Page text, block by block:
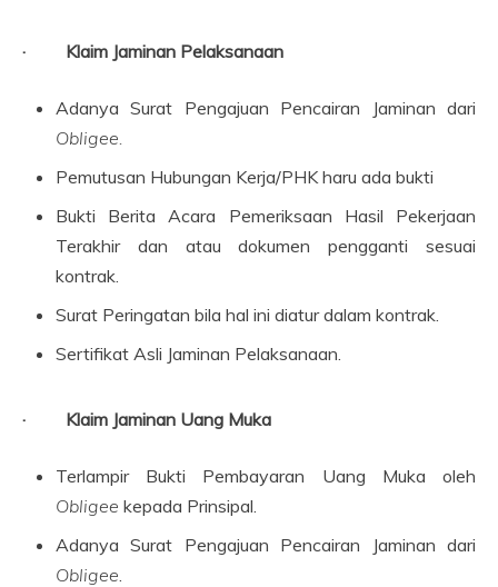
· Klaim Jaminan Pelaksanaan
Adanya Surat Pengajuan Pencairan Jaminan dari
Obligee
Pemutusan Hubungan Kerja/PHK haru ada bukti
Bukti Berita Acara Pemeriksaan Hasil Pekerjaan
Terakhir dan atau dokumen pengganti sesuai
kontrak.
Surat Peringatan bila hal ini diatur dalam kontrak.
Sertifikat Asli Jaminan Pelaksanaan.
· Klaim Jaminan Uang Muka
Terlampir Bukti Pembayaran Uang Muka oleh
Obligee kepada Prinsipal.
Adanya Surat Pengajuan Pencairan Jaminan dari
Obligee